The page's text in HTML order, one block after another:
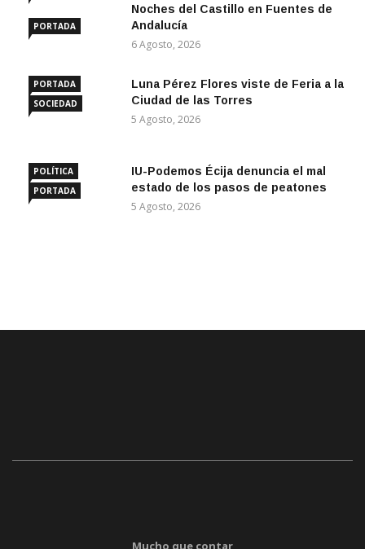
PORTADA
Noches del Castillo en Fuentes de
Andalucía
6 Agosto, 2026
PORTADA
SOCIEDAD
Luna Pérez Flores viste de Feria a la
Ciudad de las Torres
5 Agosto, 2026
POLÍTICA
PORTADA
IU-Podemos Écija denuncia el mal
estado de los pasos de peatones
5 Agosto, 2026
Mucho que contar